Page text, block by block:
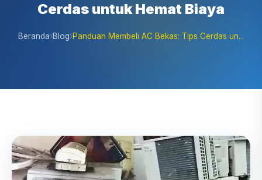
Cerdas untuk Hemat Biaya
Beranda›Blog›Panduan Membeli AC Bekas: Tips Cerdas un...